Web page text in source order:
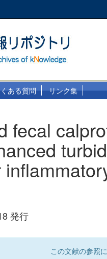
ある質問 リンク集
fecal
発行
この文献の参照